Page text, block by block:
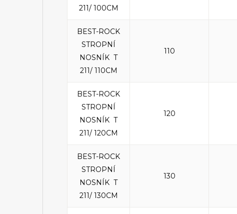
211/ 100CM
BEST-ROCK
STROPNÍ
NOSNÍK T
211/ 110CM
110
BEST-ROCK
STROPNÍ
NOSNÍK T
211/ 120CM
120
BEST-ROCK
STROPNÍ
NOSNÍK T
211/ 130CM
130